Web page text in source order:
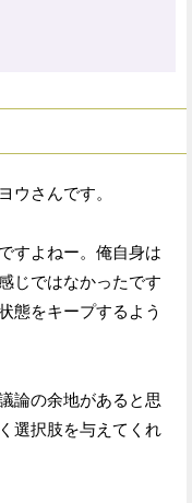
ウさんです。
すよねー。俺自身は
じではなかったです
態をキープするよう
論の余地があると思
選択肢を与えてくれ